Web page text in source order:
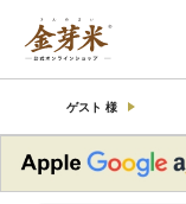
ゲスト 様
注目キーワード：